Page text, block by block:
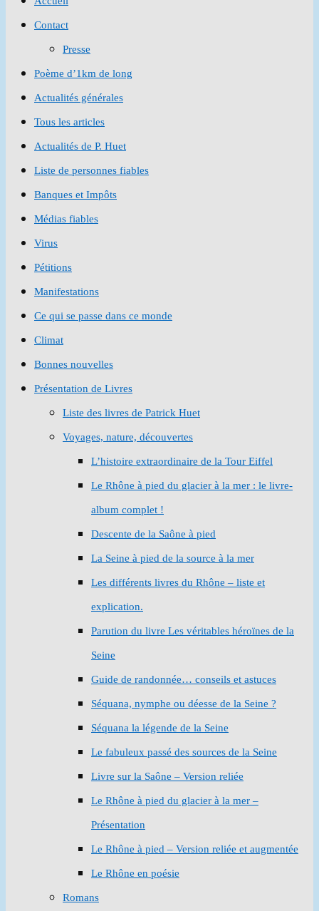
Contact
Presse
Poème d’1km de long
Actualités générales
Tous les articles
Actualités de P. Huet
Liste de personnes fiables
Banques et Impôts
Médias fiables
Virus
Pétitions
Manifestations
Ce qui se passe dans ce monde
Climat
Bonnes nouvelles
Présentation de Livres
Liste des livres de Patrick Huet
Voyages, nature, découvertes
L’histoire extraordinaire de la Tour Eiffel
Le Rhône à pied du glacier à la mer : le livre-
album complet !
Descente de la Saône à pied
La Seine à pied de la source à la mer
Les différents livres du Rhône – liste et
explication.
Parution du livre Les véritables héroïnes de la
Seine
Guide de randonnée… conseils et astuces
Séquana, nymphe ou déesse de la Seine ?
Séquana la légende de la Seine
Le fabuleux passé des sources de la Seine
Livre sur la Saône – Version reliée
Le Rhône à pied du glacier à la mer –
Présentation
Le Rhône à pied – Version reliée et augmentée
Le Rhône en poésie
Romans